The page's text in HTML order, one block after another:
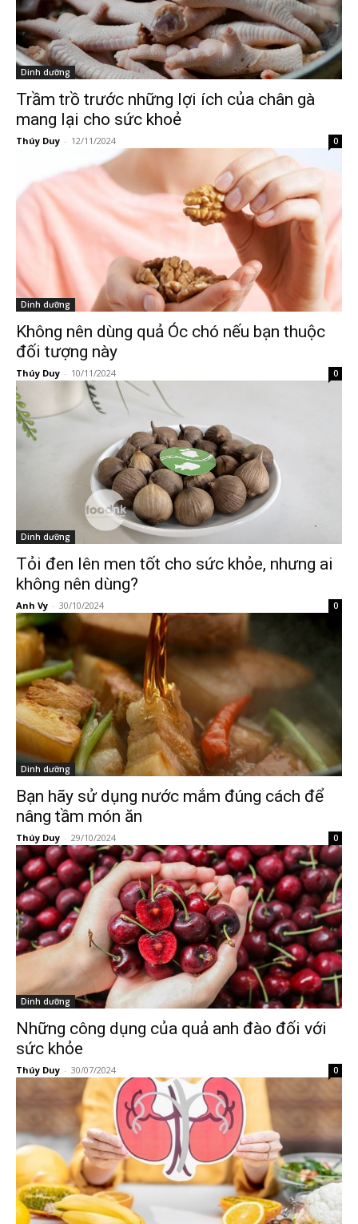
Dinh dưỡng
Trầm trồ trước những lợi ích của chân gà
mang lại cho sức khoẻ
Thúy Duy - 12/11/2024 0
Dinh dưỡng
Không nên dùng quả Óc chó nếu bạn thuộc
đối tượng này
Thúy Duy - 10/11/2024 0
Dinh dưỡng
Tỏi đen lên men tốt cho sức khỏe, nhưng ai
không nên dùng?
Anh Vy - 30/10/2024 0
Dinh dưỡng
Bạn hãy sử dụng nước mắm đúng cách để
nâng tầm món ăn
Thúy Duy - 29/10/2024 0
Dinh dưỡng
Những công dụng của quả anh đào đối với
sức khỏe
Thúy Duy - 30/07/2024 0